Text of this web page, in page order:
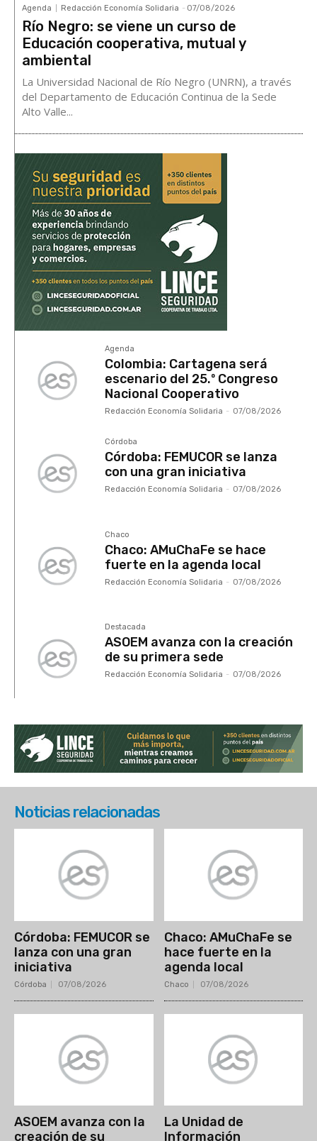
Agenda Redacción Economía Solidaria - 07/08/2026
Río Negro: se viene un curso de
Educación cooperativa, mutual y
ambiental
La Universidad Nacional de Río Negro (UNRN), a través
del Departamento de Educación Continua de la Sede
Alto Valle...
Agenda
Colombia: Cartagena será
escenario del 25.º Congreso
Nacional Cooperativo
Redacción Economía Solidaria - 07/08/2026
Córdoba
Córdoba: FEMUCOR se lanza
con una gran iniciativa
Redacción Economía Solidaria - 07/08/2026
Chaco
Chaco: AMuChaFe se hace
fuerte en la agenda local
Redacción Economía Solidaria - 07/08/2026
Destacada
ASOEM avanza con la creación
de su primera sede
Redacción Economía Solidaria - 07/08/2026
Noticias relacionadas
Córdoba: FEMUCOR se
lanza con una gran
iniciativa
Córdoba 07/08/2026
Chaco: AMuChaFe se
hace fuerte en la
agenda local
Chaco 07/08/2026
ASOEM avanza con la
creación de su
La Unidad de
Información